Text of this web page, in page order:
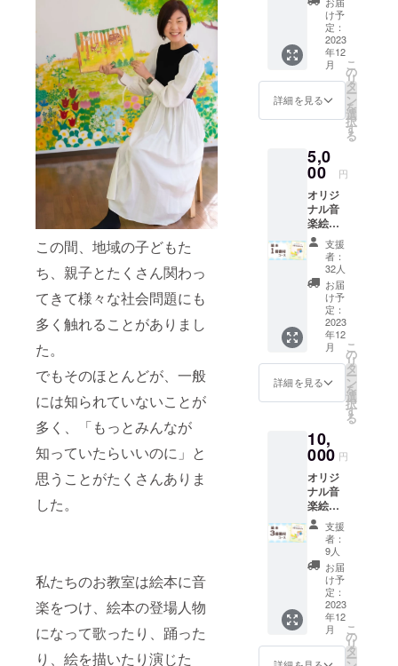
この間、地域の子どもた
ち、親子とたくさん関わっ
てきて様々な社会問題にも
多く触れることがありまし
た。
でもそのほとんどが、一般
には知られていないことが
多く、「もっとみんなが
知っていたらいいのに」と
思うことがたくさんありま
した。
私たちのお教室は絵本に音
楽をつけ、絵本の登場人物
になって歌ったり、踊った
り、絵を描いたり演じた
け予
定：
2023
年12
月
詳細を見る
こ
の
リ
タ
ー
ン
を
選
択
す
る
5,0
00 円
オリジ
ナル音
楽絵本
「ポー
リーと
ナー
ミーの
まほう
のス
テッ
キ」
p44 187
× 262
１冊
ご自分
用 １
付 ※送
料込 絵
本を希
望され
ない方
はその
旨お書
きくだ
さい。
クリア
ファイ
ルをお
送りし
ます。
支援
者：
32人
お届
け予
定：
2023
年12
月
詳細を見る
こ
の
リ
タ
ー
ン
を
選
択
す
る
10,
000 円
オリジ
ナル音
楽絵本
「ポー
リーと
ナー
ミーの
まほう
のス
テッ
キ」
p44 187
× 262
１冊ご
支援
者：
9人
お届
け予
定：
2023
年12
月
こ
の
リ
タ
ー